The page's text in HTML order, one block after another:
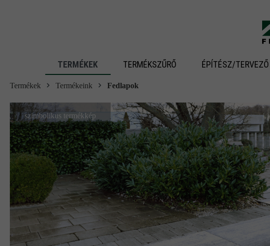
TERMÉKEK TERMÉKSZŰRŐ ÉPÍTÉSZ/TERVEZŐ
Termékek Termékeink Fedlapok
szimbolikus termékkép